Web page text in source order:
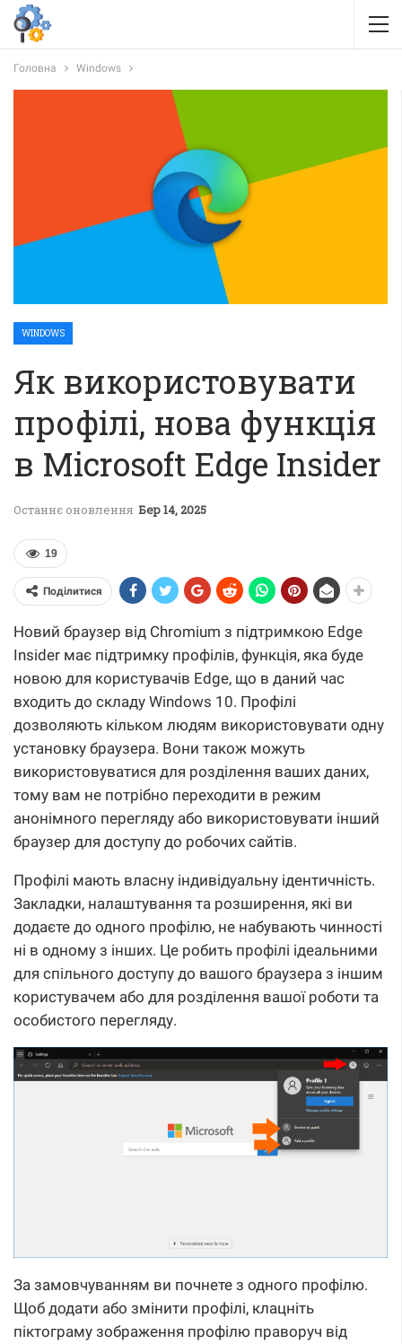
Головна Windows
WINDOWS
Як використовувати
профілі, нова функція
в Microsoft Edge Insider
Останнє оновлення Бер 14, 2025
19
Поділитися
Новий браузер від Chromium з підтримкою Edge
Insider має підтримку профілів, функція, яка буде
новою для користувачів Edge, що в даний час
входить до складу Windows 10. Профілі
дозволяють кільком людям використовувати одну
установку браузера. Вони також можуть
використовуватися для розділення ваших даних,
тому вам не потрібно переходити в режим
анонімного перегляду або використовувати інший
браузер для доступу до робочих сайтів.
Профілі мають власну індивідуальну ідентичність.
Закладки, налаштування та розширення, які ви
додаєте до одного профілю, не набувають чинності
ні в одному з інших. Це робить профілі ідеальними
для спільного доступу до вашого браузера з іншим
користувачем або для розділення вашої роботи та
особистого перегляду.
За замовчуванням ви почнете з одного профілю.
Щоб додати або змінити профілі, клацніть
піктограму зображення профілю праворуч від